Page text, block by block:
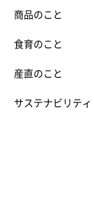
商品のこと
食育のこと
産直のこと
サステナビリティ